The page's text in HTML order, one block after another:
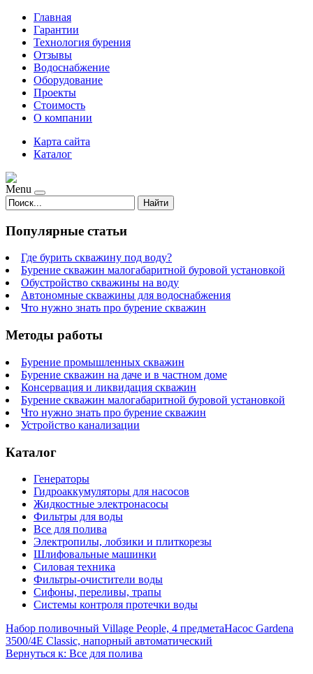
Главная
Гарантии
Технология бурения
Отзывы
Водоснабжение
Оборудование
Проекты
Стоимость
О компании
Карта сайта
Каталог
Menu
Найти
Популярные статьи
Где бурить скважину под воду?
Бурение скважин малогабаритной буровой установкой
Обустройство скважины на воду
Автономные скважины для водоснабжения
Что нужно знать про бурение скважин
Методы работы
Бурение промышленных скважин
Бурение скважин на даче и в частном доме
Консервация и ликвидация скважин
Бурение скважин малогабаритной буровой установкой
Что нужно знать про бурение скважин
Устройство канализации
Каталог
Генераторы
Гидроаккумуляторы для насосов
Жидкостные электронасосы
Фильтры для воды
Все для полива
Электропилы, лобзики и плиткорезы
Шлифовальные машинки
Силовая техника
Фильтры-очистители воды
Сифоны, переливы, трапы
Системы контроля протечки воды
Набор поливочный Village People, 4 предметаНасос Gardena
3500/4E Classic, напорный автоматический
Вернуться к: Все для полива